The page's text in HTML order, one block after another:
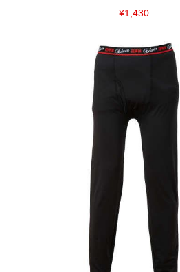
希望の方は、商品到着後1週間以内にご連絡
)やワイシャツは商品の性質上、返品交換
¥1,430